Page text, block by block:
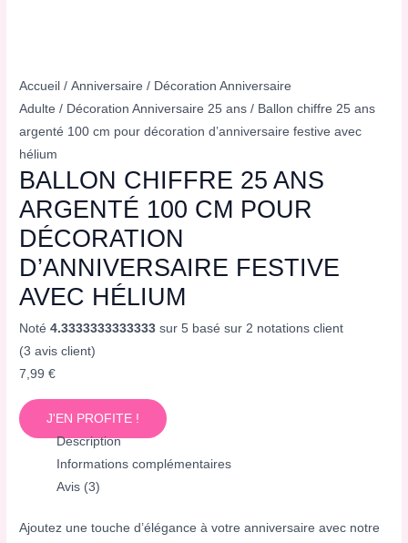
Accueil /Anniversaire / Décoration Anniversaire
Adulte / Décoration Anniversaire 25 ans / Ballon chiffre 25 ans
argenté 100 cm pour décoration d’anniversaire festive avec
hélium
BALLON CHIFFRE 25 ANS
ARGENTÉ 100 CM POUR
DÉCORATION
D’ANNIVERSAIRE FESTIVE
AVEC HÉLIUM
Noté4.3333333333333 sur 5 basé sur 2 notations client
(3 avis client)
7,99€
J'EN PROFITE !
Description
Informations complémentaires
Avis (3)
Ajoutez une touche d’élégance à votre anniversaire avec notre